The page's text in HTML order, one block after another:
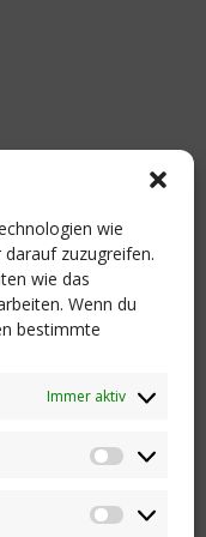
wie
zuzugreifen.
wie das
Wenn du
bestimmte
Immer aktiv